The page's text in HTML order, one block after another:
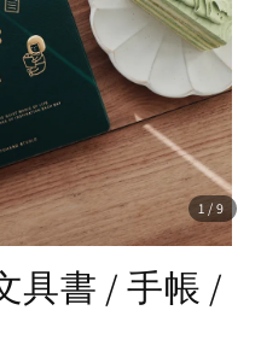
1 /9
具書 / 手帳 /